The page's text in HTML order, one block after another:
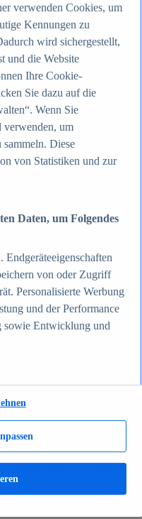
weltweit 2012-2025
Nutzern weltweit
nach Generationen
Alter und Geschlecht in
2025
Report
nach relevanten
Welt 2026
II / Sozialgeld /
in Deutschland 2024
Daten & Fakten
verwenden Cookies, um
Kennungen zu
wird sichergestellt,
und die Website
Ihre Cookie-
Sie dazu auf die
Wenn Sie
um
Diese
von Statistiken und zur
Daten, um Folgendes
Endgeräteeigenschaften
von oder Zugriff
Personalisierte Werbung
und der Performance
sowie Entwicklung und